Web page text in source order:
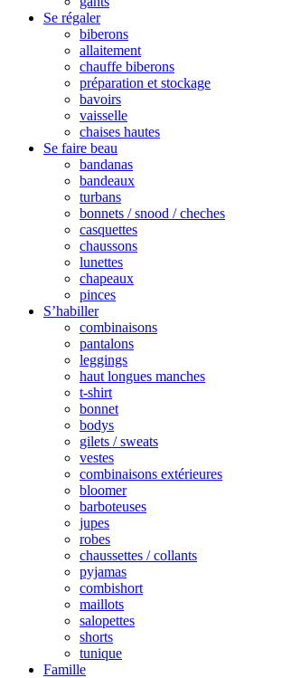
Se régaler
biberons
allaitement
chauffe biberons
préparation et stockage
bavoirs
vaisselle
chaises hautes
Se faire beau
bandanas
bandeaux
turbans
bonnets / snood / cheches
casquettes
chaussons
lunettes
chapeaux
pinces
S’habiller
combinaisons
pantalons
leggings
haut longues manches
t-shirt
bonnet
bodys
gilets / sweats
vestes
combinaisons extérieures
bloomer
barboteuses
jupes
robes
chaussettes / collants
pyjamas
combishort
maillots
salopettes
shorts
tunique
Famille